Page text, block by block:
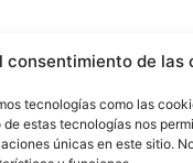
consentimiento de las
tecnologías como las
estas tecnologías nos
únicas en este sitio.